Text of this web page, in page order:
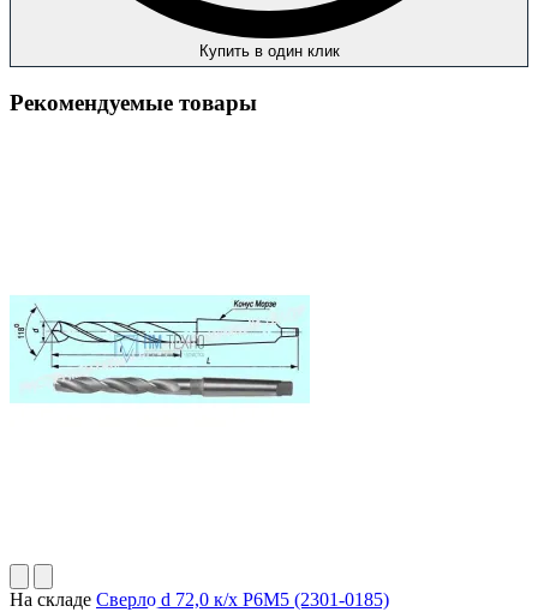
Купить в один клик
Рекомендуемые товары
На складе Сверло d 72,0 к/х Р6М5 (2301-0185)